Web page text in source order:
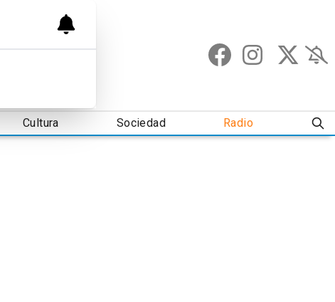
Cultura Sociedad Radio